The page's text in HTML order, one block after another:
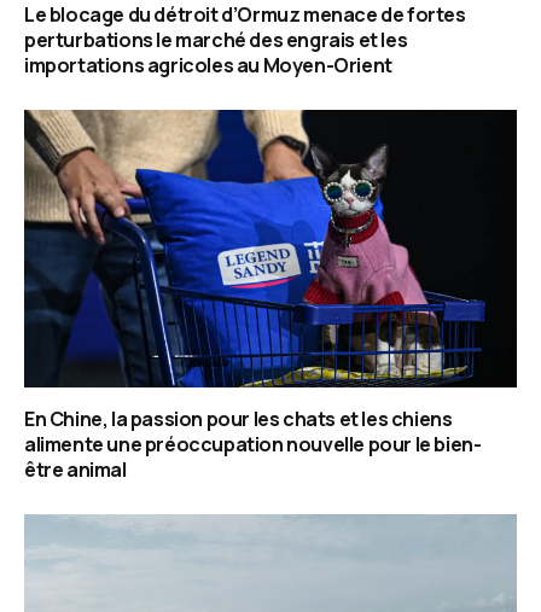
Le blocage du détroit d’Ormuz menace de fortes
perturbations le marché des engrais et les
importations agricoles au Moyen-Orient
En Chine, la passion pour les chats et les chiens
alimente une préoccupation nouvelle pour le bien-
être animal